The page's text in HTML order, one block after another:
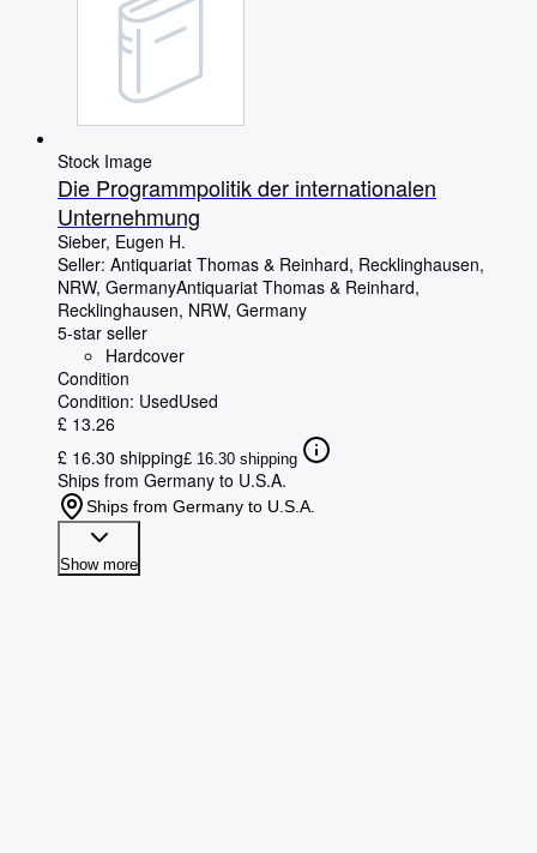
Stock Image
Die Programmpolitik der internationalen
Unternehmung
Sieber, Eugen H.
Seller: Antiquariat Thomas & Reinhard, Recklinghausen,
NRW, GermanyAntiquariat Thomas & Reinhard,
Recklinghausen, NRW, Germany
5-star seller
Hardcover
Condition
Condition: UsedUsed
£ 13.26
£ 16.30 shipping£ 16.30 shipping
Ships from Germany to U.S.A.
Ships from Germany to U.S.A.
Show more